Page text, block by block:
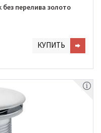
перелива золото
КУПИТЬ